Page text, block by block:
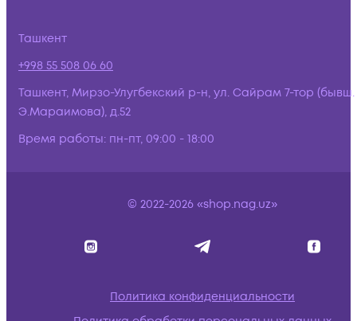
Ташкент
+998 55 508 06 60
Ташкент, Мирзо-Улугбекский р-н, ул. Сайрам 7-тор (бывш.
Э.Мараимова), д.52
Время работы: пн-пт, 09:00 - 18:00
© 2022-2026 «shop.nag.uz»
Политика конфиденциальности